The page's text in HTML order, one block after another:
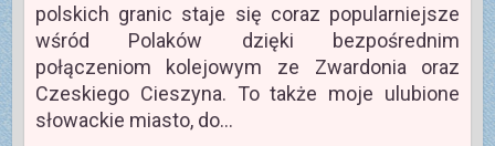
polskich granic staje się coraz popularniejsze
wśród Polaków dzięki bezpośrednim
połączeniom kolejowym ze Zwardonia oraz
Czeskiego Cieszyna. To także moje ulubione
słowackie miasto, do…